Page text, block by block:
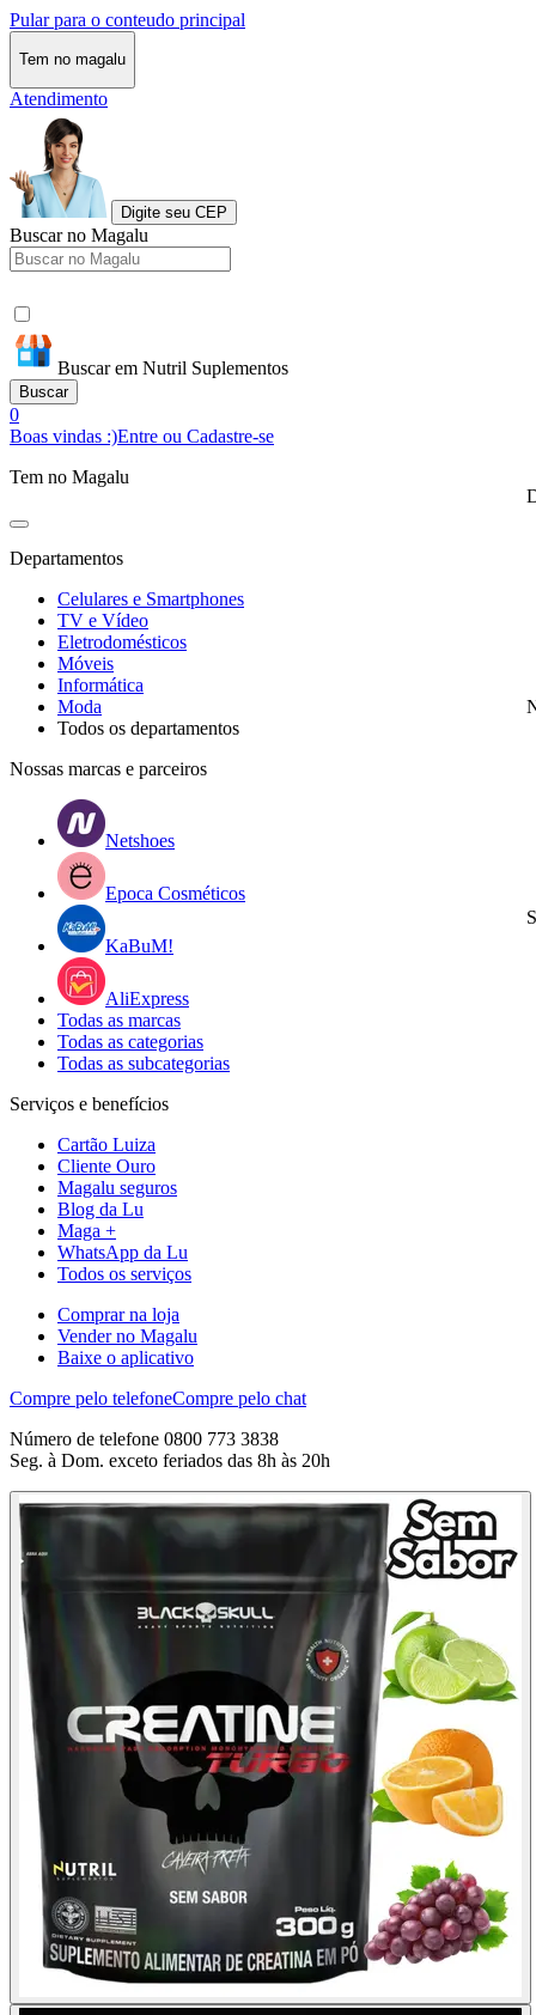
Pular para o conteudo principal
Tem no magalu
Atendimento
Digite seu CEP
Buscar no Magalu
Buscar em Nutril Suplementos
Buscar
0
Boas vindas :)Entre ou Cadastre-se
Tem no Magalu
Departamentos
Celulares e Smartphones
TV e Vídeo
Eletrodomésticos
Móveis
Informática
Moda
Todos os departamentos
Nossas marcas e parceiros
Netshoes
Epoca Cosméticos
KaBuM!
AliExpress
Todas as marcas
Todas as categorias
Todas as subcategorias
Serviços e benefícios
Cartão Luiza
Cliente Ouro
Magalu seguros
Blog da Lu
Maga +
WhatsApp da Lu
Todos os serviços
Comprar na loja
Vender no Magalu
Baixe o aplicativo
Compre pelo telefoneCompre pelo chat
Número de telefone 0800 773 3838
Seg. à Dom. exceto feriados das 8h às 20h